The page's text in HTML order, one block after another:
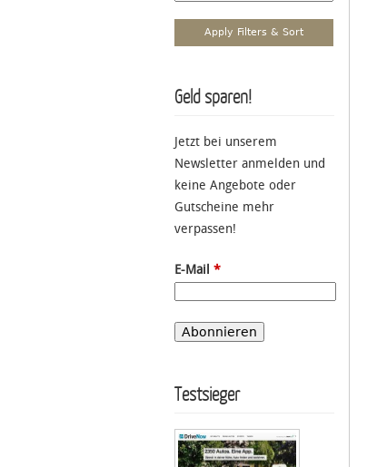
Geld sparen!
Jetzt bei unserem
Newsletter anmelden und
keine Angebote oder
Gutscheine mehr
verpassen!
E-Mail *
Testsieger